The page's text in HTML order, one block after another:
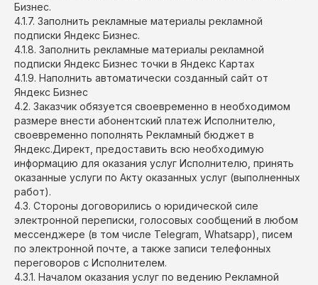
Бизнес.
4.1.7. Заполнить рекламные материалы рекламной
подписки Яндекс Бизнес.
4.1.8. Заполнить рекламные материалы рекламной
подписки Яндекс Бизнес точки в Яндекс Картах
4.1.9. Наполнить автоматически созданный сайт от
Яндекс Бизнес
4.2. Заказчик обязуется своевременно в необходимом
размере внести абонентский платеж Исполнителю,
своевременно пополнять Рекламный бюджет в
Яндекс.Директ, предоставить всю необходимую
информацию для оказания услуг Исполнителю, принять
оказанные услуги по Акту оказанных услуг (выполненных
работ).
4.3. Стороны договорились о юридической силе
электронной переписки, голосовых сообщений в любом
мессенджере (в том числе Telegram, Whatsapp), писем
по электронной почте, а также записи телефонных
переговоров с Исполнителем.
4.3.1. Началом оказания услуг по ведению Рекламной